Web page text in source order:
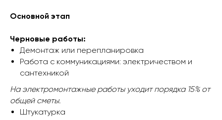
Основной этап
Черновые работы:
Демонтаж или перепланировка
Работа с коммуникациями: электричеством и
сантехникой
На электромонтажные работы уходит порядка 15% от
общей сметы.
Штукатурка